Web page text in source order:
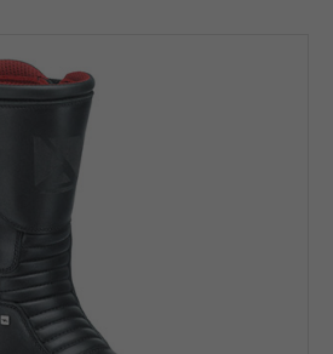
amet, consectetuer adipiscing elit.
eget dolor. Aenean massa. Cum
et magnis dis parturient montes,
Donec quam felis, ultricies nec.